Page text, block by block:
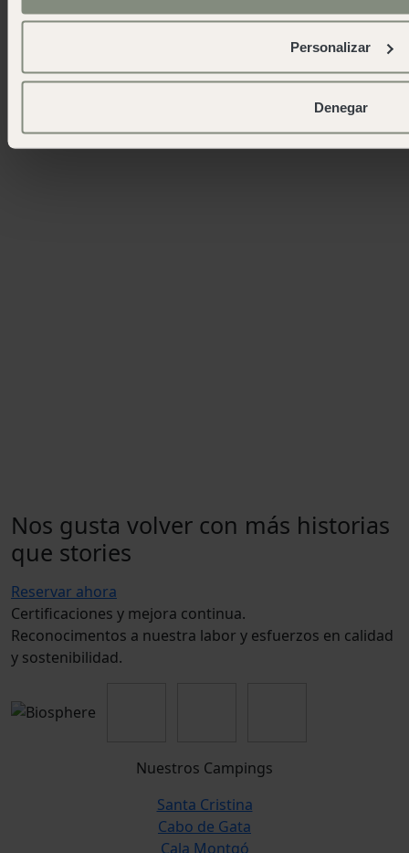
Personalizar
Denegar
Nos gusta volver con más historias
que stories
Reservar ahora
Certificaciones y mejora continua.
Reconocimentos a nuestra labor y esfuerzos en calidad
y sostenibilidad.
Nuestros Campings
Santa Cristina
Cabo de Gata
Cala Montgó